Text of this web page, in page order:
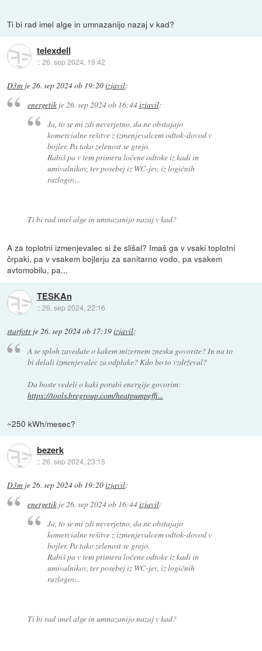
Ti bi rad imel alge in umnazanijo nazaj v kad?
telexdell
::26. sep 2024, 19:42
D3m je26. sep 2024 ob 19:20izjavil:
energetikje26. sep 2024 ob 16:44izjavil:
Ja, to se mi zdi neverjetno, da ne obstajajo
komercialne rešitve z izmenjevalcem odtok-dovod v
bojler. Pa tako zelenost se grejo.
Rabiš pa v tem primeru ločene odtoke iz kadi in
umivalnikov, ter posebej iz WC-jev, iz logičnih
razlogov...
Ti bi rad imel alge in umnazanijo nazaj v kad?
A za toplotni izmenjevalec si že slišal? Imaš ga v vsaki toplotni
črpaki, pa v vsakem bojlerju za sanitarno vodo, pa vsakem
avtomobilu, pa...
TESKAn
::26. sep 2024, 22:16
starfotrje26. sep 2024 ob 17:19izjavil:
A se sploh zavedate o kakem mizernem znesku govorite? In na to
bi delali izmenjevalec za odplake? Kdo bo to vzdrževal?
Da boste vedeli o kaki porabi energije govorim:
https://tools.bregroup.com/heatpumpeffi...
~250 kWh/mesec?
bezerk
::26. sep 2024, 23:15
D3m je 26. sep 2024 ob 19:20izjavil:
energetikje26. sep 2024 ob 16:44izjavil:
Ja, to se mi zdi neverjetno, da ne obstajajo
komercialne rešitve z izmenjevalcem odtok-dovod v
bojler. Pa tako zelenost se grejo.
Rabiš pa v tem primeru ločene odtoke iz kadi in
umivalnikov, ter posebej iz WC-jev, iz logičnih
razlogov...
Ti bi rad imel alge in umnazanijo nazaj v kad?